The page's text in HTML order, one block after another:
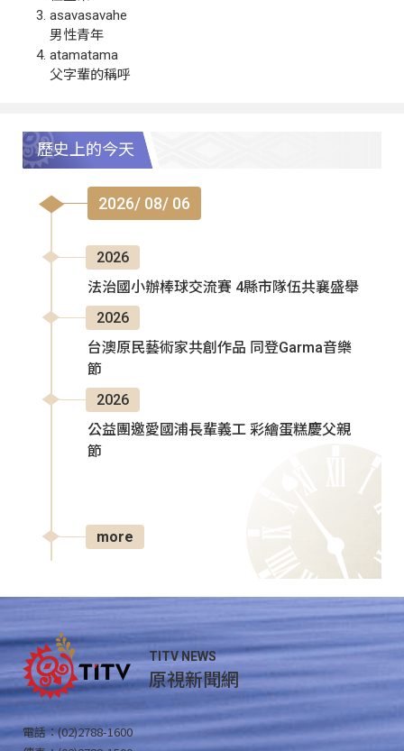
asavasavahe
男性青年
atamatama
父字輩的稱呼
歷史上的今天
2026/ 08/ 06
2026
法治國小辦棒球交流賽 4縣市隊伍共襄盛舉
2026
台澳原民藝術家共創作品 同登Garma音樂
節
2026
公益團邀愛國浦長輩義工 彩繪蛋糕慶父親
節
more
TITV NEWS
原視新聞網
電話：(02)2788-1600